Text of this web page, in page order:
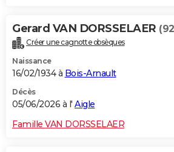
Gerard VAN DORSSELAER
Créer une cagnotte obsèques
Naissance
16/02/1934 à Bois-Arnault
Décès
05/06/2026 à l' Aigle
Famille VAN DORSSELAER